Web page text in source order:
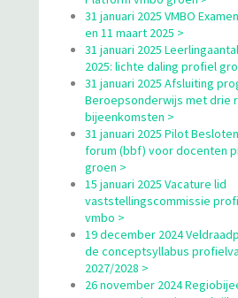
31 januari 2025 VMBO
en 11 maart 2025 >
31 januari 2025
2025: lichte daling profiel
31 januari 2025 Afsluiting
Beroepsonderwijs met drie
bijeenkomsten >
31 januari 2025 Pilot
forum (bbf) voor docenten
groen >
15 januari 2025 Vacature lid
vaststellingscommissie
vmbo >
19 december 2024
de conceptsyllabus
2027/2028 >
26 november 2024